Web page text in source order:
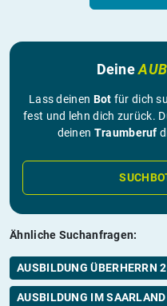
Deine
Lass deinen Bot für dich
fest und lehn dich zurück.
deinen Traumberuf
Ähnliche Suchanfragen:
AUSBILDUNG ÜBERHERRN
AUSBILDUNG IM SAARLAND